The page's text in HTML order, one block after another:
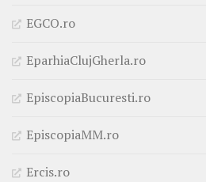
EGCO.ro
EparhiaClujGherla.ro
EpiscopiaBucuresti.ro
EpiscopiaMM.ro
Ercis.ro